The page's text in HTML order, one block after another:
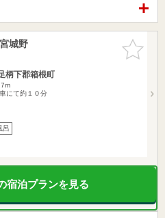
お気に入
りに追加
城野
柄下郡箱根町
にて約１０分
呂
宿泊プランを見る